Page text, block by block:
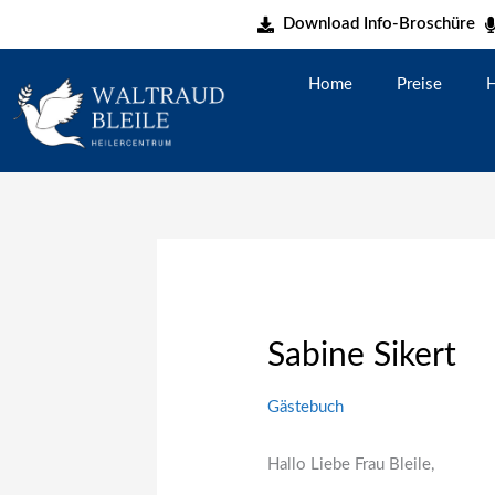
Download Info-Broschüre
Home Preise
Sabine Sikert
Gästebuch
Hallo Liebe Frau Bleile,